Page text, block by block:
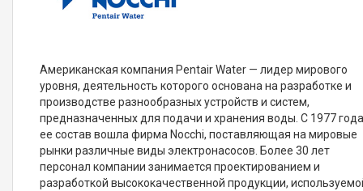
Американская компания Pentair Water — лидер мирового
уровня, деятельность которого основана на разработке и
производстве разнообразных устройств и систем,
предназначенных для подачи и хранения воды. С 1977
ее состав вошла фирма Nocchi, поставляющая на мировые
рынки различные виды электронасосов. Более 30 лет
персонал компании занимается проектированием и
разработкой высококачественной продукции,